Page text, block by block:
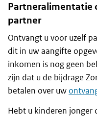
Partneralimentatie
partner
Ontvangt u voor uzelf
dit in uw aangifte
inkomen is nog geen
zijn dat u de bijdrage
betalen over uw
Hebt u kinderen jonger